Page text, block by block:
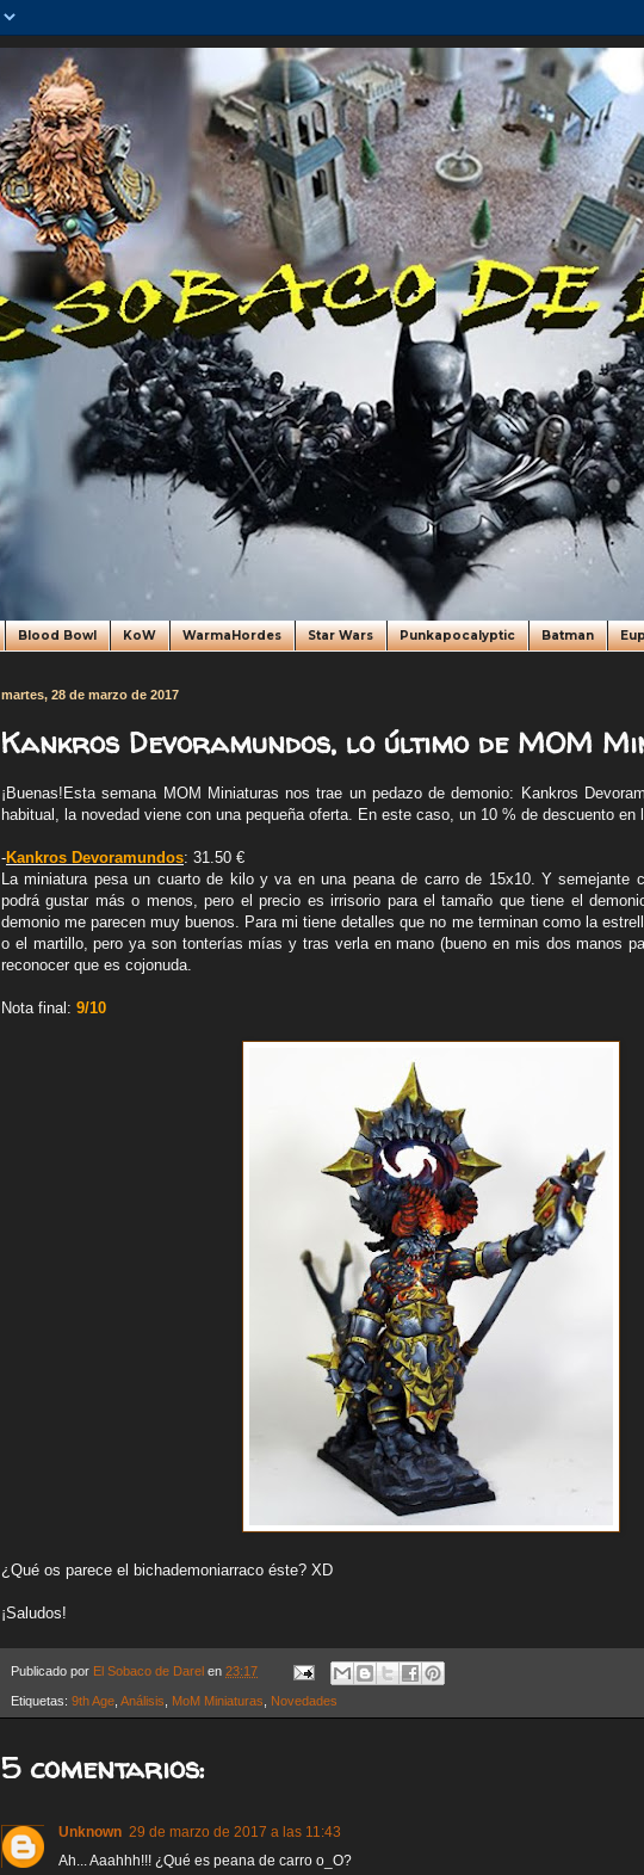
Blood Bowl KoW WarmaHordes Star Wars Punkapocalyptic Batman
martes, 28 de marzo de 2017
Kankros Devoramundos, lo último de MOM
¡Buenas!Esta semana MOM Miniaturas nos trae un pedazo de demonio: Kankros
habitual, la novedad viene con una pequeña oferta. En este caso, un 10 % de descuento en
-Kankros Devoramundos: 31.50 €
La miniatura pesa un cuarto de kilo y va en una peana de carro de 15x10. Y semejante
podrá gustar más o menos, pero el precio es irrisorio para el tamaño que tiene el
demonio me parecen muy buenos. Para mi tiene detalles que no me terminan como la
o el martillo, pero ya son tonterías mías y tras verla en mano (bueno en mis dos manos
reconocer que es cojonuda.
Nota final: 9/10
¿Qué os parece el bichademoniarraco éste? XD
¡Saludos!
Publicado por El Sobaco de Darel en 23:17
Etiquetas: 9th Age Análisis MoM Miniaturas Novedades
5 comentarios:
Unknown 29 de marzo de 2017 a las 11:43
Ah... Aaahhh!!! ¿Qué es peana de carro o_O?